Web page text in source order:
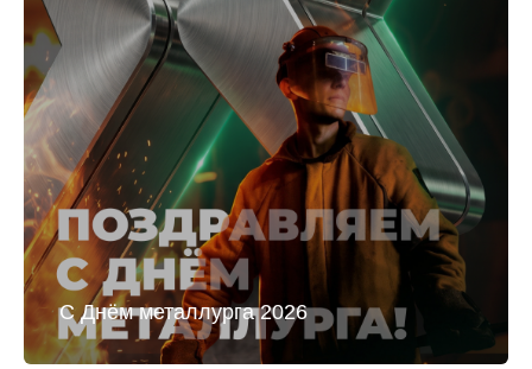
С Днём металлурга 2026